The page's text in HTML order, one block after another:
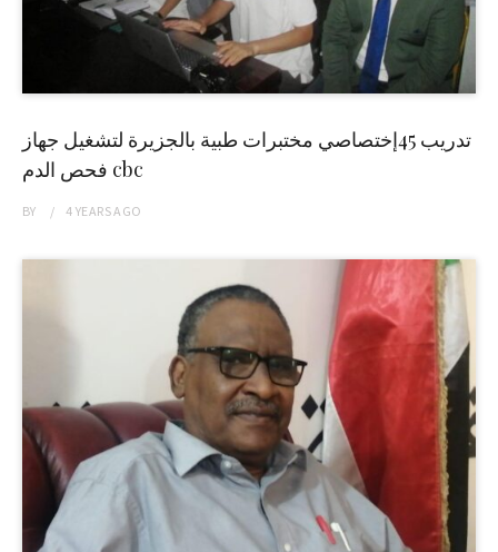
تدريب 45إختصاصي مختبرات طبية بالجزيرة لتشغيل جهاز
فحص الدم cbc
BY 4 YEARSAGO